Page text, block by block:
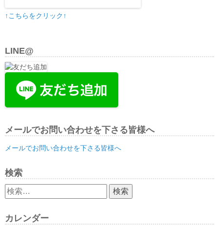
↑こちらをクリック↑
LINE@
メールでお問い合わせを下さる皆様へ
メールでお問い合わせを下さる皆様へ
検索
検
索:
カレンダー